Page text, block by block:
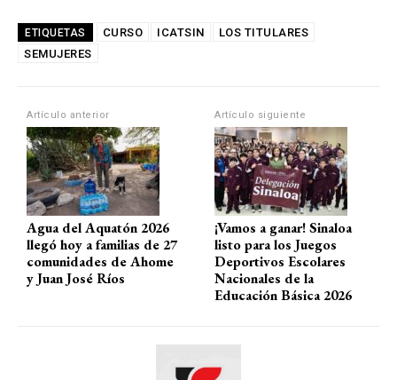
at
s
p
p
ce
b
o
k
e
m
ail
m
tir
ETIQUETAS CURSO ICATSIN
LOS TITULARES
SEMUJERES
Artículo anterior
Agua del Aquatón 2026
llegó hoy a familias de 27
comunidades de Ahome
y Juan José Ríos
Artículo siguiente
¡Vamos a ganar! Sinaloa
listo para los Juegos
Deportivos Escolares
Nacionales de la
Educación Básica 2026